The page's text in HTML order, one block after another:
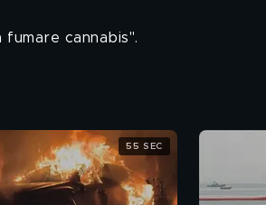
cannabis".
55 SEC